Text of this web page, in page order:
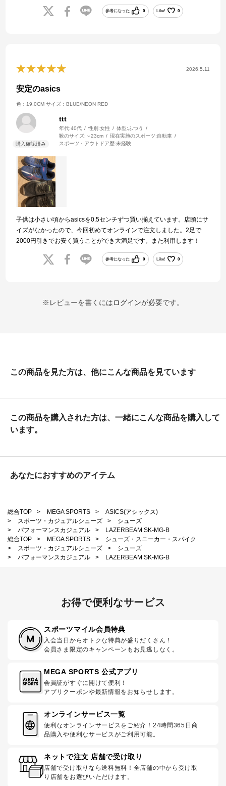
参考になった 0 Like! 0
2026.5.11
安定のasics
色：19.0CM サイズ：BLUE/NEON RED
ttt
年代:40代 性別:女性 体型: ふつう
靴のサイズ: ～23cm 現在実施のスポーツ:自転車
スポーツ・アウトドア歴:未経験
子供は小さい頃からasicsを0.5センチずつ買い揃えています。店頭にサ
イズがなかったので、今回初めてオンラインで注文しました。2足で
2000円引きでお安く買うことができ大満足です。また利用します！
参考になった 0 Like! 0
※レビューを書くにはログインが必要です。
この商品を見た方は、他にこんな商品を見ています
この商品を購入された方は、一緒にこんな商品を購入して
います。
あなたにおすすめのアイテム
総合TOP > MEGA SPORTS >
ASICS(アシックス)
>
スポーツ・カジュアルシューズ >
シューズ
>
パフォーマンスカジュアル >
LAZERBEAM SK-MG-B
総合TOP
> MEGA SPORTS >
シューズ・スニーカー・スパイク
>
スポーツ・カジュアルシューズ >
シューズ
>
パフォーマンスカジュアル > LAZERBEAM SK-MG-B
お得で便利なサービス
スポーツマイル会員特典
入会当日からオトクな特典が盛りだくさん！
会員さま限定のキャンペーンもお見逃しなく。
MEGA SPORTS 公式アプリ
会員証がすぐに開けて便利！
アプリクーポンや最新情報をお知らせします。
オンラインサービス一覧
便利なオンラインサービスをご紹介！24時間365日商
品購入や便利なサービスがご利用可能。
ネットで注文 店舗で受け取り
店舗で受け取りなら送料無料！全店舗の中から受け取
り店舗をお選びいただけます。